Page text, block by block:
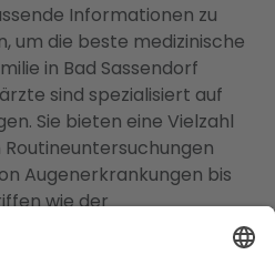
Informationen zu
um die beste medizinische
in Bad Sassendorf
sind spezialisiert auf
Sie bieten eine Vielzahl
Augenerkrankungen bis
wie der
Unsere Augenärzte in der
und verfügen über